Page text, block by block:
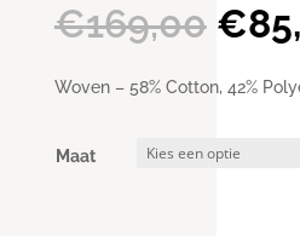
€169,00
prijs
was:
€
Woven – 58% Cotton, 42%
Maat